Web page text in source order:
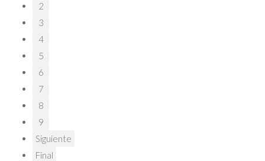
2
3
4
5
6
7
8
9
Siguiente
Final